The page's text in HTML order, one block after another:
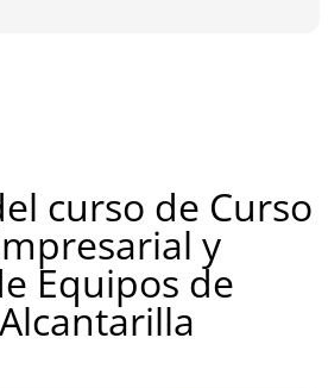
curso de Curso
y
Equipos de